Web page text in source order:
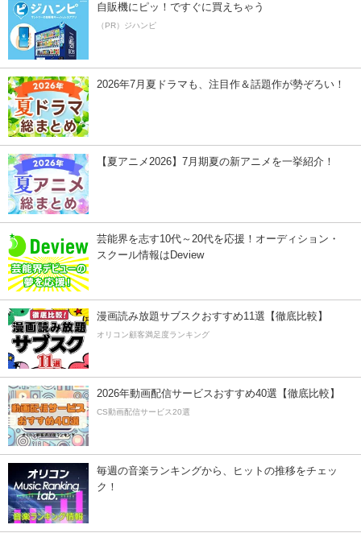
自販機にピッ！ですぐに買えちゃう
（PR）ジハンピ
2026年7月夏ドラマも、注目作＆話題作が勢ぞろい！
【夏アニメ2026】7月期夏の新アニメを一挙紹介！
芸能界を志す10代～20代を応援！オーディション・
スクール情報はDeview
漫画読み放題サブスクおすすめ11選【徹底比較】
オリコン顧客満足度ランキング
2026年動画配信サービスおすすめ40選【徹底比較】
CS動画配信サービス20選
毎週の音楽ランキングから、ヒットの推移をチェッ
ク！